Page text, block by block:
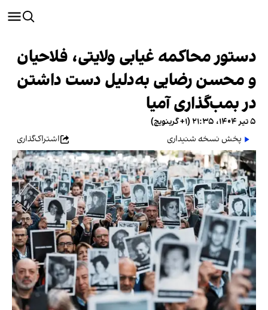
دستور محاکمه غیابی ولایتی، فلاحیان
و محسن رضایی به‌دلیل دست داشتن
در بمب‌گذاری آمیا
۵ تیر ۱۴۰۴، ۲۱:۳۵ (‎+۱ گرینویچ)
پخش نسخه شنیداری
اشتراک‌گذاری